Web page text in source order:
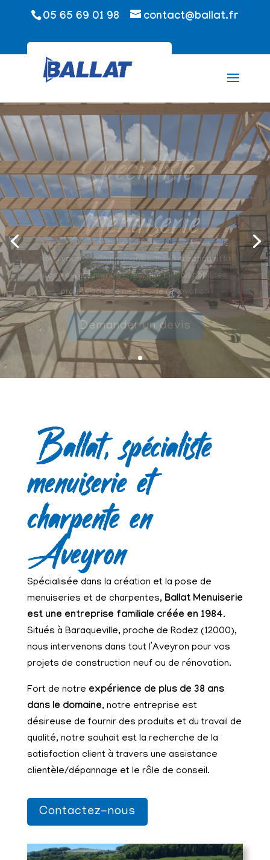
05 65 69 01 98 contact@ballat.fr
Spécialiste
Charpente
Nous intervenons sur vos travaux de création ou
de rénovation de charpente traditionnelle.
Demander un devis
Ballat, spécialiste
menuiserie et
charpente en
Aveyron
Spécialisée dans la création et la pose de
menuiseries et de charpentes, Ballat Menuiserie
est une entreprise familiale créée en 1984.
Situés à Baraqueville, proche de Rodez (12000),
nous intervenons dans tout l’Aveyron pour vos
projets de construction neuf ou de rénovation.
Fort de notre expérience de plus de 38 ans
dans le domaine, notre entreprise est
désireuse de fournir des produits et du travail de
qualité, notre souhait est la recherche de la
satisfaction client à travers une assistance
clientèle/dépannage et le rôle de conseil.
Contactez-nous